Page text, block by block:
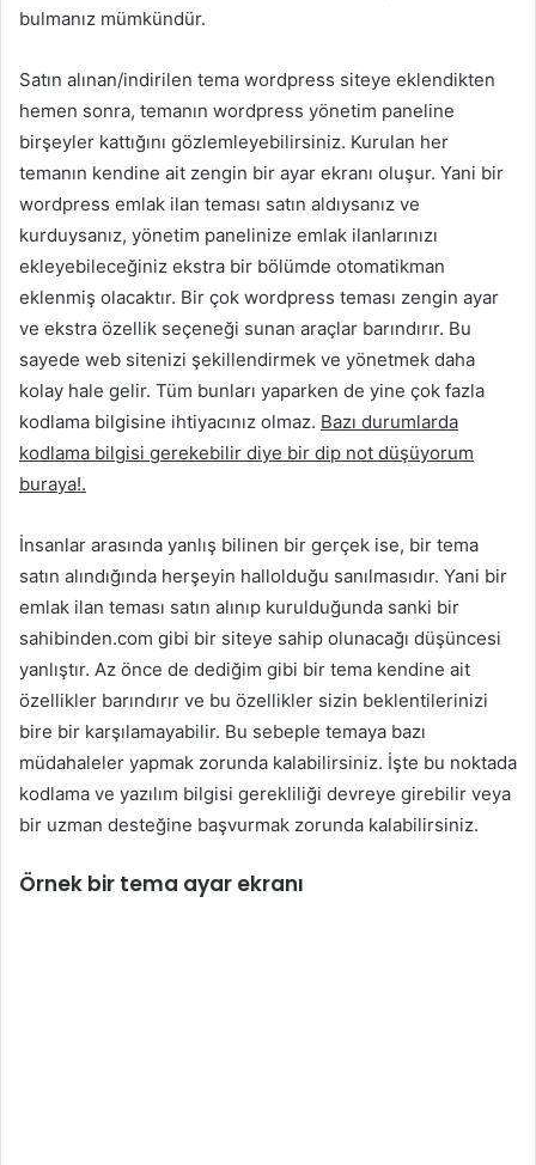
bulmanız mümkündür.
Satın alınan/indirilen tema wordpress siteye eklendikten
hemen sonra, temanın wordpress yönetim paneline
birşeyler kattığını gözlemleyebilirsiniz. Kurulan her
temanın kendine ait zengin bir ayar ekranı oluşur. Yani bir
wordpress emlak ilan teması satın aldıysanız ve
kurduysanız, yönetim panelinize emlak ilanlarınızı
ekleyebileceğiniz ekstra bir bölümde otomatikman
eklenmiş olacaktır. Bir çok wordpress teması zengin ayar
ve ekstra özellik seçeneği sunan araçlar barındırır. Bu
sayede web sitenizi şekillendirmek ve yönetmek daha
kolay hale gelir. Tüm bunları yaparken de yine çok fazla
kodlama bilgisine ihtiyacınız olmaz. Bazı durumlarda
kodlama bilgisi gerekebilir diye bir dip not düşüyorum
buraya!.
İnsanlar arasında yanlış bilinen bir gerçek ise, bir tema
satın alındığında herşeyin hallolduğu sanılmasıdır. Yani bir
emlak ilan teması satın alınıp kurulduğunda sanki bir
sahibinden.com gibi bir siteye sahip olunacağı düşüncesi
yanlıştır. Az önce de dediğim gibi bir tema kendine ait
özellikler barındırır ve bu özellikler sizin beklentilerinizi
bire bir karşılamayabilir. Bu sebeple temaya bazı
müdahaleler yapmak zorunda kalabilirsiniz. İşte bu noktada
kodlama ve yazılım bilgisi gerekliliği devreye girebilir veya
bir uzman desteğine başvurmak zorunda kalabilirsiniz.
Örnek bir tema ayar ekranı